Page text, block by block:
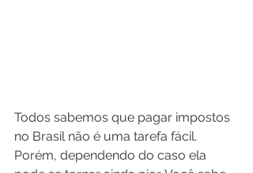
Todos sabemos que pagar impostos
no Brasil não é uma tarefa fácil.
Porém, dependendo do caso ela